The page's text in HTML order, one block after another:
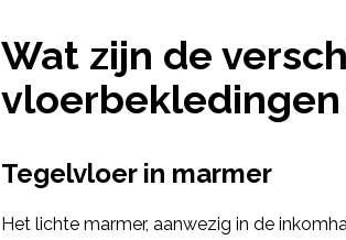
Wat zijn de
vloerbekledingen
Tegelvloer in marmer
Het lichte marmer, aanwezig in de